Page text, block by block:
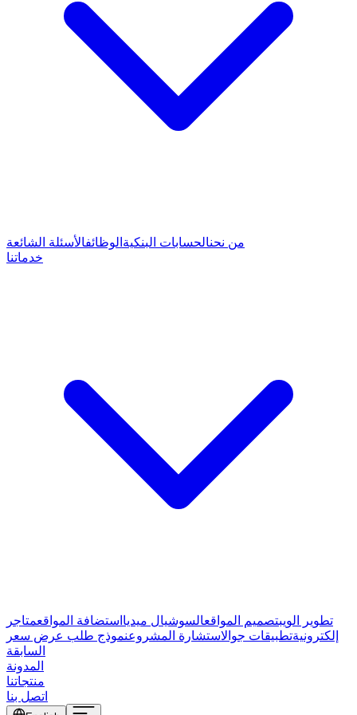
من نحنالحسابات البنكية الوظائفالأسئلة الشائعة
خدماتنا
تطوير الويبتصميم المواقعالسوشيال ميديا استضافة المواقعمتاجر
إلكترونيةتطبيقات جوالاستشارة المشروعنموذج طلب عرض سعر
السابقة
المدونة
منتجاتنا
اتصل بنا